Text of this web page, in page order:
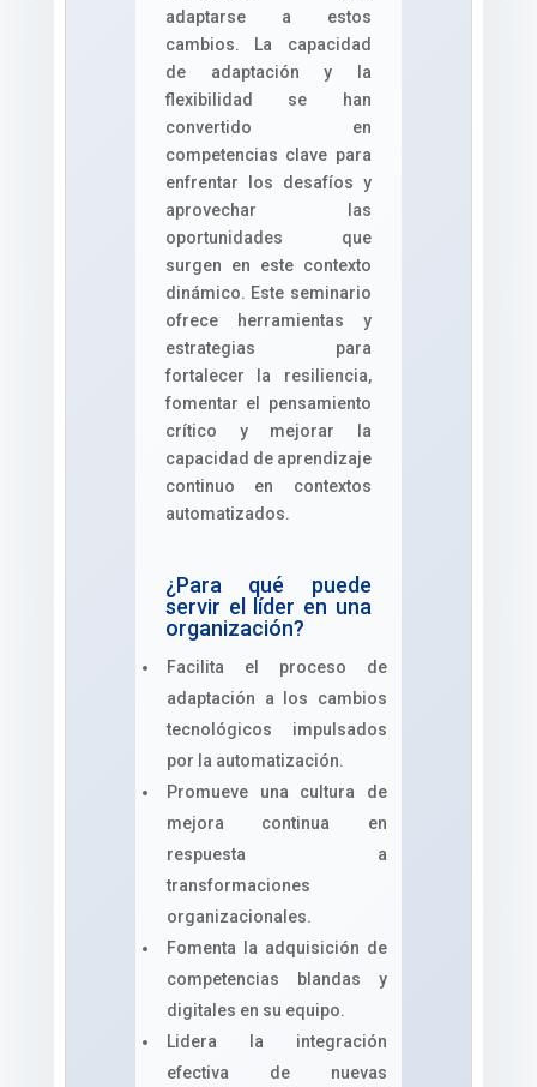
adaptarse a estos
cambios. La capacidad
de adaptación y la
flexibilidad se han
convertido en
competencias clave para
enfrentar los desafíos y
aprovechar las
oportunidades que
surgen en este contexto
dinámico. Este seminario
ofrece herramientas y
estrategias para
fortalecer la resiliencia,
fomentar el pensamiento
crítico y mejorar la
capacidad de aprendizaje
continuo en contextos
automatizados.
¿Para qué puede
servir el líder en una
organización?
Facilita el proceso de
adaptación a los cambios
tecnológicos impulsados
por la automatización.
Promueve una cultura de
mejora continua en
respuesta a
transformaciones
organizacionales.
Fomenta la adquisición de
competencias blandas y
digitales en su equipo.
Lidera la integración
efectiva de nuevas